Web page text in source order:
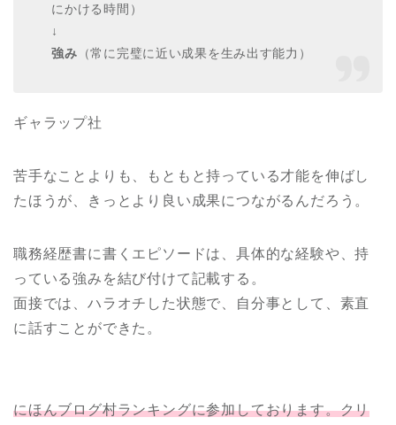
にかける時間）
↓
強み （常に完璧に近い成果を生み出す能力）
ギャラップ社
苦手なことよりも、もともと持っている才能を伸ばし
たほうが、きっとより良い成果につながるんだろう。
職務経歴書に書くエピソードは、具体的な経験や、持
っている強みを結び付けて記載する。
面接では、ハラオチした状態で、自分事として、素直
に話すことができた。
にほんブログ村ランキングに参加しております。クリ